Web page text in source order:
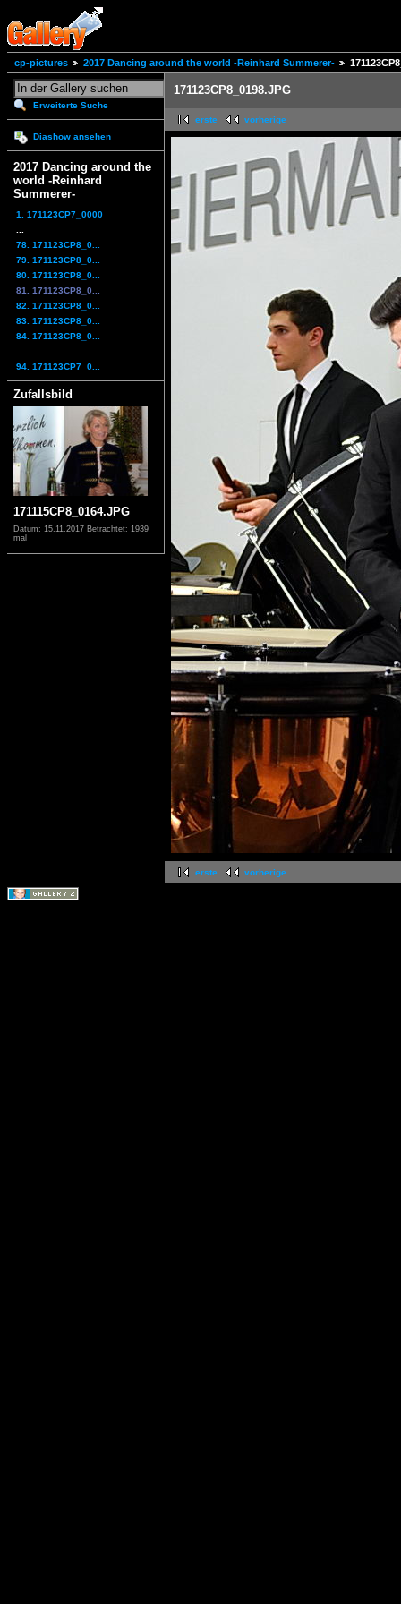
cp-pictures 2017 Dancing around the world -Reinhard Summerer-
Erweiterte Suche
Diashow ansehen
2017 Dancing around the
world -Reinhard
Summerer-
1. 171123CP7_0000
78. 171123CP8_0...
79. 171123CP8_0...
80. 171123CP8_0...
81. 171123CP8_0...
82. 171123CP8_0...
83. 171123CP8_0...
84. 171123CP8_0...
94. 171123CP7_0...
Zufallsbild
171115CP8_0164.JPG
Datum: 15.11.2017 Betrachtet: 1939
mal
171123CP8_0198.JPG
erste vorherige
erste vorherige